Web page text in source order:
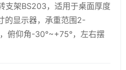
支架BS203，适用于桌面厚度
的显示器，承重范围2-
俯仰角-30°~+75°，左右摆